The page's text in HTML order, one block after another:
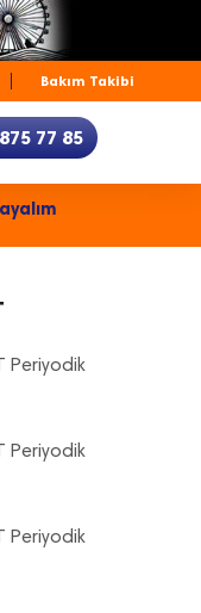
Bakım Takibi
77 85
Periyodik
Periyodik
Periyodik